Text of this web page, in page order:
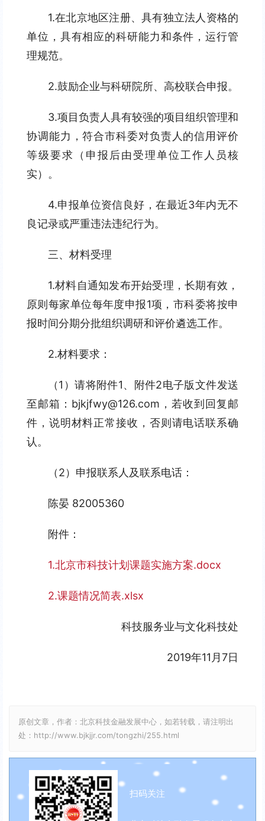
1.在北京地区注册、具有独立法人资格的
单位，具有相应的科研能力和条件，运行管
理规范。
2.鼓励企业与科研院所、高校联合申报。
3.项目负责人具有较强的项目组织管理和
协调能力，符合市科委对负责人的信用评价
等级要求（申报后由受理单位工作人员核
实）。
4.申报单位资信良好，在最近3年内无不
良记录或严重违法违纪行为。
三、材料受理
1.材料自通知发布开始受理，长期有效，
原则每家单位每年度申报1项，市科委将按申
报时间分期分批组织调研和评价遴选工作。
2.材料要求：
（1）请将附件1、附件2电子版文件发送
至邮箱：bjkjfwy@126.com，若收到回复邮
件，说明材料正常接收，否则请电话联系确
认。
（2）申报联系人及联系电话：
陈晏 82005360
附件：
1.北京市科技计划课题实施方案.docx
2.课题情况简表.xlsx
科技服务业与文化科技处
2019年11月7日
原创文章，作者：北京科技金融发展中心，如若转载，请注明出
处：http://www.bjkjjr.com/tongzhi/255.html
扫码关注